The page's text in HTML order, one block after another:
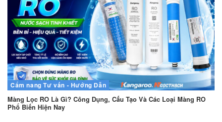
Cẩm nang Tư vấn - Hướng Dẫn
Màng Lọc RO Là Gì? Công Dụng, Cấu Tạo Và Các Loại Màng RO
Phổ Biến Hiện Nay